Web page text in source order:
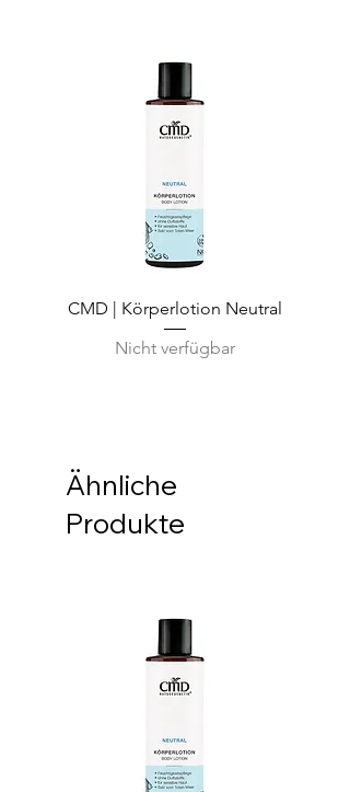
CMD | Körperlotion Neutral
Nicht verfügbar
Ähnliche
Produkte